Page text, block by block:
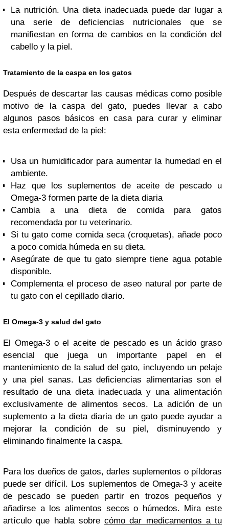
La nutrición. Una dieta inadecuada puede dar lugar a
una serie de deficiencias nutricionales que se
manifiestan en forma de cambios en la condición del
cabello y la piel.
Tratamiento de la caspa en los gatos
Después de descartar las causas médicas como posible
motivo de la caspa del gato, puedes llevar a cabo
algunos pasos básicos en casa para curar y eliminar
esta enfermedad de la piel:
Usa un humidificador para aumentar la humedad en el
ambiente.
Haz que los suplementos de aceite de pescado u
Omega-3 formen parte de la dieta diaria
Cambia a una dieta de comida para gatos
recomendada por tu veterinario.
Si tu gato come comida seca (croquetas), añade poco
a poco comida húmeda en su dieta.
Asegúrate de que tu gato siempre tiene agua potable
disponible.
Complementa el proceso de aseo natural por parte de
tu gato con el cepillado diario.
El Omega-3 y salud del gato
El Omega-3 o el aceite de pescado es un ácido graso
esencial que juega un importante papel en el
mantenimiento de la salud del gato, incluyendo un pelaje
y una piel sanas. Las deficiencias alimentarias son el
resultado de una dieta inadecuada y una alimentación
exclusivamente de alimentos secos. La adición de un
suplemento a la dieta diaria de un gato puede ayudar a
mejorar la condición de su piel, disminuyendo y
eliminando finalmente la caspa.
Para los dueños de gatos, darles suplementos o píldoras
puede ser difícil. Los suplementos de Omega-3 y aceite
de pescado se pueden partir en trozos pequeños y
añadirse a los alimentos secos o húmedos. Mira este
artículo que habla sobre cómo dar medicamentos a tu